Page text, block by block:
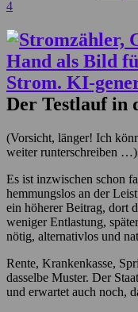
4
Der Testlauf in
(Vorsicht, länger! Ich
weiter runterschreiben …)
Es ist inzwischen schon
hemmungslos an der
ein höherer Beitrag, dort
weniger Entlastung,
nötig, alternativlos und
Rente, Krankenkasse,
dasselbe Muster. Der
und erwartet auch noch,